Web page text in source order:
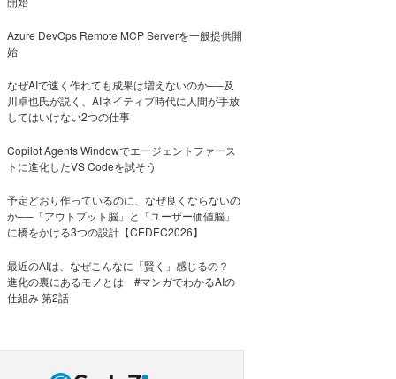
Azure DevOps Remote MCP Serverを一般提供開
始
なぜAIで速く作れても成果は増えないのか──及
川卓也氏が説く、AIネイティブ時代に人間が手放
してはいけない2つの仕事
Copilot Agents Windowでエージェントファース
トに進化したVS Codeを試そう
予定どおり作っているのに、なぜ良くならないの
か──「アウトプット脳」と「ユーザー価値脳」
に橋をかける3つの設計【CEDEC2026】
最近のAIは、なぜこんなに「賢く」感じるの？
進化の裏にあるモノとは #マンガでわかるAIの
仕組み 第2話